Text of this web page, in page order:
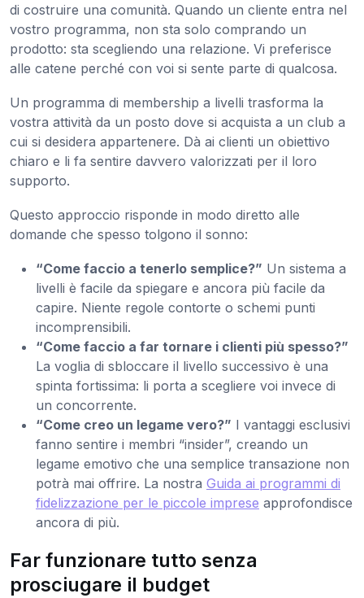
di costruire una comunità. Quando un cliente entra nel
vostro programma, non sta solo comprando un
prodotto: sta scegliendo una relazione. Vi preferisce
alle catene perché con voi si sente parte di qualcosa.
Un programma di membership a livelli trasforma la
vostra attività da un posto dove si acquista a un club a
cui si desidera appartenere. Dà ai clienti un obiettivo
chiaro e li fa sentire davvero valorizzati per il loro
supporto.
Questo approccio risponde in modo diretto alle
domande che spesso tolgono il sonno:
“Come faccio a tenerlo semplice?” Un sistema a
livelli è facile da spiegare e ancora più facile da
capire. Niente regole contorte o schemi punti
incomprensibili.
“Come faccio a far tornare i clienti più spesso?”
La voglia di sbloccare il livello successivo è una
spinta fortissima: li porta a scegliere voi invece di
un concorrente.
“Come creo un legame vero?” I vantaggi esclusivi
fanno sentire i membri “insider”, creando un
legame emotivo che una semplice transazione non
potrà mai offrire. La nostra Guida ai programmi di
fidelizzazione per le piccole imprese approfondisce
ancora di più.
Far funzionare tutto senza
prosciugare il budget